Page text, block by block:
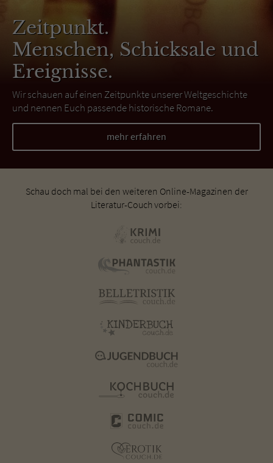
Zeitpunkt.
Menschen, Schicksale und
Ereignisse.
Wir schauen auf einen Zeitpunkte unserer Weltgeschichte
und nennen Euch passende historische Romane.
mehr erfahren
Schau doch mal bei den weiteren Online-Magazinen der
Literatur-Couch vorbei: